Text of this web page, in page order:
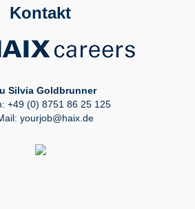
Kontakt
Silvia Goldbrunner
+49 (0) 8751 86 25 125
yourjob@haix.de